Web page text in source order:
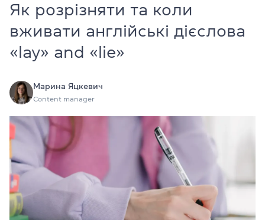
Як розрізняти та коли
вживати англійські дієслова
«lay» and «lie»
Марина Яцкевич
Content manager